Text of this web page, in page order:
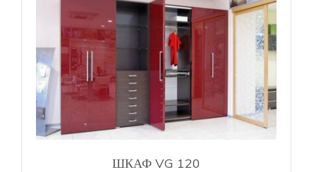
ШКАФ VG 120